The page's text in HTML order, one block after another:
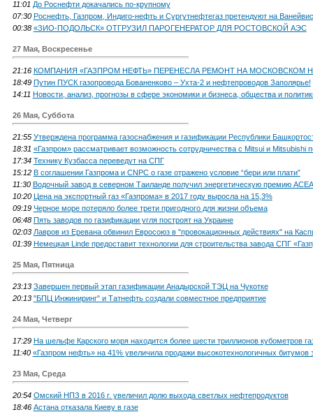
11:01 До Роснефти докачались по-крупному
07:30 Роснефть, Газпром, Индиго-нефть и Сургутнефтегаз претендуют на
00:38 «ЗИО-ПОДОЛЬСК» ОТГРУЗИЛ ПАРОГЕНЕРАТОР ДЛЯ РОСТОВСКОЙ АЭС
27 Мая, Воскресенье
21:16 КОМПАНИЯ «ГАЗПРОМ НЕФТЬ» ПЕРЕНЕСЛА РЕМОНТ НА МОСКОВСКОМ
18:49 Путин ПУСК газопровода Бованенково – Ухта-2 и нефтепроводов Заполярье!
14:11 Новости, анализ, прогнозы в сфере экономики и бизнеса, общества и
26 Мая, Суббота
21:55 Утверждена программа газоснабжения и газификации Республики
18:31 «Газпром» рассматривает возможность сотрудничества с Mitsui и Mitsubishi
17:34 Технику Кузбасса переведут на СПГ
15:12 В соглашении Газпрома и CNPC о газе отражено условие “бери или плати”
11:30 Водочный завод в северном Таиланде получил энергетическую премию
10:20 Цена на экспортный газ «Газпрома» в 2017 году выросла на 15,3%
09:19 Черное море потеряло более трети пригодного для жизни объема
06:48 Пять заводов по газификации угля построят на Украине
02:03 Лавров из Еревана обвинил Евросоюз в "провокационных действиях" на
01:39 Немецкая Linde предоставит технологии для строительства завода СПГ
25 Мая, Пятница
23:13 Завершен первый этап газификации Анадырской ТЭЦ на Чукотке
20:13 "БПЦ Инжиниринг" и Татнефть создали совместное предприятие
24 Мая, Четверг
17:29 На шельфе Карского моря находится более шести триллионов кубометров
11:40 «Газпром нефть» на 41% увеличила продажи высокотехнологичных битумов
23 Мая, Среда
20:54 Омский НПЗ в 2016 г. увеличил долю выхода светлых нефтепродуктов
18:46 Астана отказала Киеву в газе